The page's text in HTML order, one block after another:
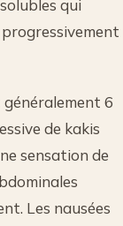
qui
6
de kakis
sensation de
Les nausées